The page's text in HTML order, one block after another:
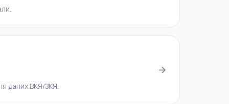
даних ВКЯ/ЗКЯ.